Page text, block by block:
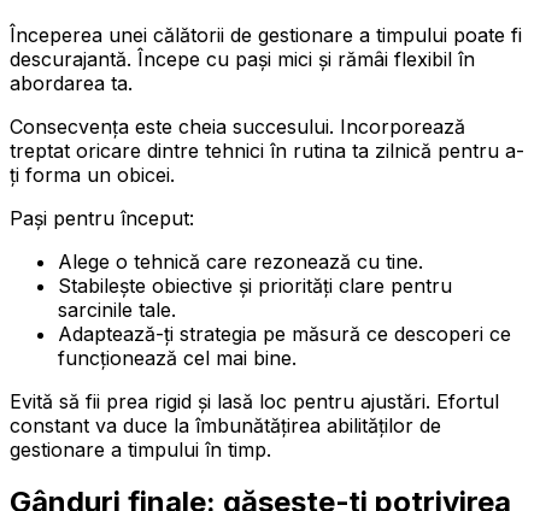
Începerea unei călătorii de gestionare a timpului poate fi
descurajantă. Începe cu pași mici și rămâi flexibil în
abordarea ta.
Consecvența este cheia succesului. Incorporează
treptat oricare dintre tehnici în rutina ta zilnică pentru a-
ți forma un obicei.
Pași pentru început:
Alege o tehnică care rezonează cu tine.
Stabilește obiective și priorități clare pentru
sarcinile tale.
Adaptează-ți strategia pe măsură ce descoperi ce
funcționează cel mai bine.
Evită să fii prea rigid și lasă loc pentru ajustări. Efortul
constant va duce la îmbunătățirea abilităților de
gestionare a timpului în timp.
Gânduri finale: găsește-ți potrivirea